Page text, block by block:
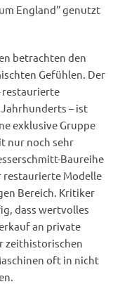
England“ genutzt
betrachten den
Gefühlen. Der
restaurierte
– ist
exklusive Gruppe
nur noch sehr
Baureihe
restaurierte Modelle
Bereich. Kritiker
dass wertvolles
an private
zeithistorischen
oft in nicht